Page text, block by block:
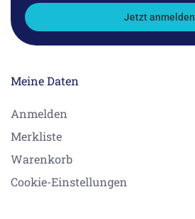
Jetzt anmelden
Meine Daten
Anmelden
Merkliste
Warenkorb
Cookie-Einstellungen